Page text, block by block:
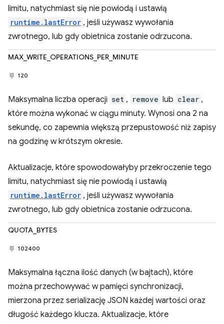
limitu, natychmiast się nie powiodą i ustawią
runtime.lastError , jeśli używasz wywołania
zwrotnego, lub gdy obietnica zostanie odrzucona.
MAX_WRITE_OPERATIONS_PER_MINUTE
120
Maksymalna liczba operacji set , remove lub clear ,
które można wykonać w ciągu minuty. Wynosi ona 2 na
sekundę, co zapewnia większą przepustowość niż zapisy
na godzinę w krótszym okresie.
Aktualizacje, które spowodowałyby przekroczenie tego
limitu, natychmiast się nie powiodą i ustawią
runtime.lastError , jeśli używasz wywołania
zwrotnego, lub gdy obietnica zostanie odrzucona.
QUOTA_BYTES
102400
Maksymalna łączna ilość danych (w bajtach), które
można przechowywać w pamięci synchronizacji,
mierzona przez serializację JSON każdej wartości oraz
długość każdego klucza. Aktualizacje, które